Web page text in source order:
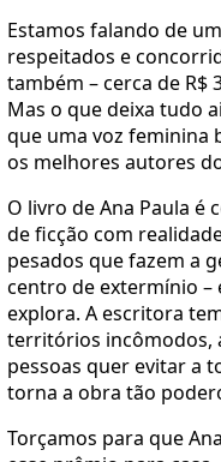
Estamos falando de
respeitados e
também – cerca de R$
Mas o que deixa tudo
que uma voz feminina
os melhores autores
O livro de Ana Paula é
de ficção com
pesados que fazem a
centro de extermínio –
explora. A escritora
territórios incômodos,
pessoas quer evitar a
torna a obra tão
Torçamos para que